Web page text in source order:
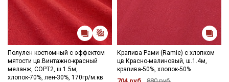
Полулен костюмный с эффектом
мятости цв.Винтажно-красный
меланж, СОРТ2, ш.1.5м,
хлопок-70%, лен-30%, 170гр/м.кв
Крапива Рами (Ramie) с хлопком
цв.Красно-малиновый, ш.1.4м,
крапива-50%, хлопок-50%